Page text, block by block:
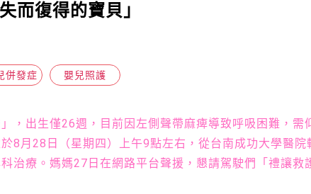
而復得的寶貝」
併發症 嬰兒照護
，出生僅26週，目前因左側聲帶麻痺導致呼吸困難，需
8月28日（星期四）上午9點左右，從台南成功大學醫院
治療。媽媽27日在網路平台聲援，懇請駕駛們「禮讓救